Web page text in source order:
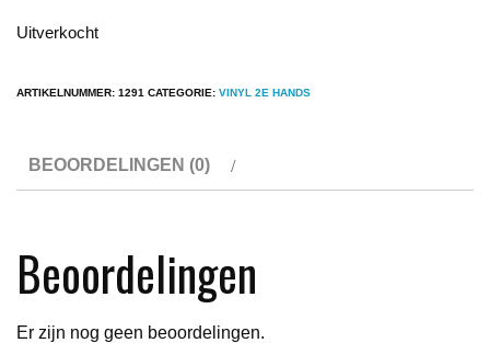
Uitverkocht
ARTIKELNUMMER: 1291 CATEGORIE: VINYL 2E HANDS
BEOORDELINGEN (0)
Beoordelingen
Er zijn nog geen beoordelingen.